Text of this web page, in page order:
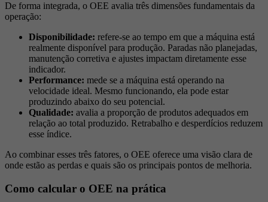
De forma integrada, o OEE avalia três dimensões fundamentais da
operação:
Disponibilidade: refere-se ao tempo em que a máquina está
realmente disponível para produção. Paradas não planejadas,
manutenção corretiva e ajustes impactam diretamente esse
indicador.
Performance: mede se a máquina está operando na
velocidade ideal. Mesmo funcionando, ela pode estar
produzindo abaixo do seu potencial.
Qualidade: avalia a proporção de produtos adequados em
relação ao total produzido. Retrabalho e desperdícios reduzem
esse índice.
Ao combinar esses três fatores, o OEE oferece uma visão clara de
onde estão as perdas e quais são os principais pontos de melhoria.
Como calcular o OEE na prática